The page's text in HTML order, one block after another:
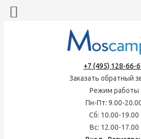
+7 (495) 128-66-
Заказать обратный
Режим работы
Пн-Пт: 9.00-
Сб: 10.00-19.00
Вс: 12.00-17.00